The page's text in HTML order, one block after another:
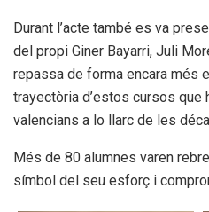
Durant l’acte també es va
del propi Giner Bayarri, Juli
repassa de forma encara més
trayectòria d’estos cursos que
valencians a lo llarc de les
Més de 80 alumnes varen
símbol del seu esforç i